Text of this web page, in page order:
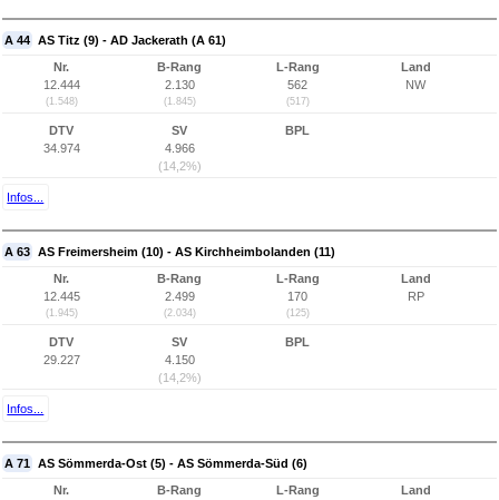
A 44 AS Titz (9) - AD Jackerath (A 61)
Nr.
12.444
(1.548)
B-Rang
2.130
(1.845)
L-Rang
562
(517)
Land
NW
DTV
34.974
SV
4.966
(14,2%)
BPL
Infos...
A 63 AS Freimersheim (10) - AS Kirchheimbolanden (11)
Nr.
12.445
(1.945)
B-Rang
2.499
(2.034)
L-Rang
170
(125)
Land
RP
DTV
29.227
SV
4.150
(14,2%)
BPL
Infos...
A 71 AS Sömmerda-Ost (5) - AS Sömmerda-Süd (6)
Nr.
B-Rang
L-Rang
Land